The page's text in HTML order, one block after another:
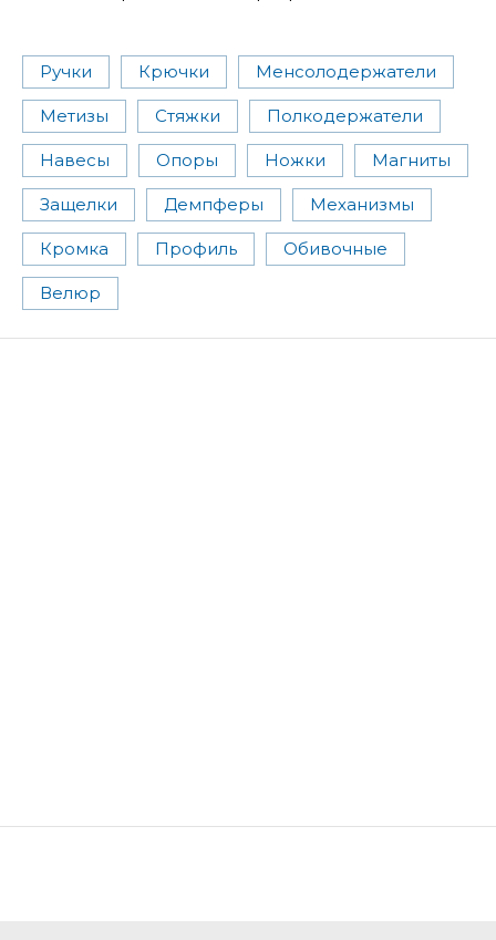
Ручки Крючки Менсолодержатели
Метизы Стяжки Полкодержатели
Навесы Опоры Ножки Магниты
Защелки Демпферы Механизмы
Кромка Профиль Обивочные
Велюр